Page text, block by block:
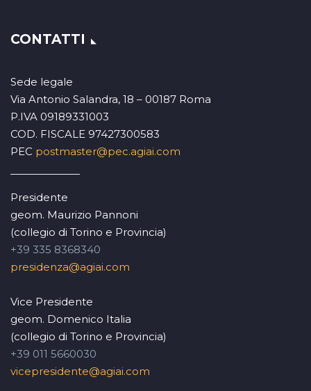
CONTATTI
Sede legale
Via Antonio Salandra, 18 – 00187 Roma
P.IVA 09189331003
COD. FISCALE 97427300583
PEC postmaster@pec.agiai.com
Presidente
geom. Maurizio Pannoni
(collegio di Torino e Provincia)
+39 335 8368340
presidenza@agiai.com
Vice Presidente
geom. Domenico Italia
(collegio di Torino e Provincia)
+39 011 5660030
vicepresidente@agiai.com